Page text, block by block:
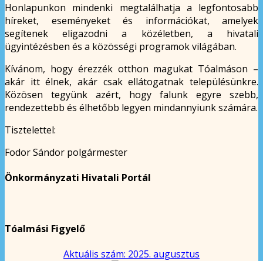
Honlapunkon mindenki megtalálhatja a legfontosabb
híreket, eseményeket és információkat, amelyek
segítenek eligazodni a közéletben, a hivatali
ügyintézésben és a közösségi programok világában.
Kívánom, hogy érezzék otthon magukat Tóalmáson –
akár itt élnek, akár csak ellátogatnak településünkre.
Közösen tegyünk azért, hogy falunk egyre szebb,
rendezettebb és élhetőbb legyen mindannyiunk számára.
Tisztelettel:
Fodor Sándor polgármester
Önkormányzati Hivatali Portál
Tóalmási Figyelő
Aktuális szám: 2025. augusztus